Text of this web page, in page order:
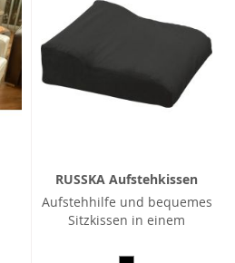
RUSSKA Aufstehkissen
Aufstehhilfe und bequemes
Sitzkissen in einem